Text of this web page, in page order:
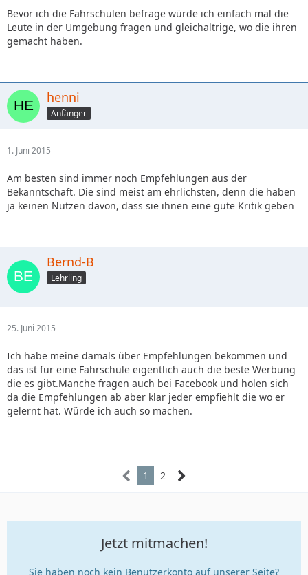
Bevor ich die Fahrschulen befrage würde ich einfach mal die
Leute in der Umgebung fragen und gleichaltrige, wo die ihren
gemacht haben.
henni
Anfänger
1. Juni 2015
Am besten sind immer noch Empfehlungen aus der
Bekanntschaft. Die sind meist am ehrlichsten, denn die haben
ja keinen Nutzen davon, dass sie ihnen eine gute Kritik geben
Bernd-B
Lehrling
25. Juni 2015
Ich habe meine damals über Empfehlungen bekommen und
das ist für eine Fahrschule eigentlich auch die beste Werbung
die es gibt.Manche fragen auch bei Facebook und holen sich
da die Empfehlungen ab aber klar jeder empfiehlt die wo er
gelernt hat. Würde ich auch so machen.
1 2
Jetzt mitmachen!
Sie haben noch kein Benutzerkonto auf unserer Seite?